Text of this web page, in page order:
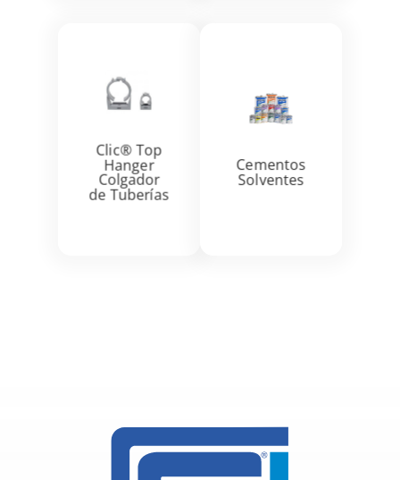
Clic® Top
Hanger
Colgador
de Tuberías

Ver más
Cementos
Solventes

Ver más